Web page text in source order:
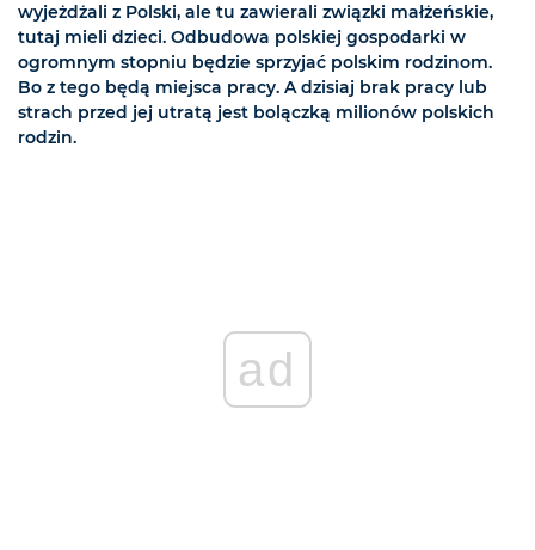
wyjeżdżali z Polski, ale tu zawierali związki małżeńskie,
tutaj mieli dzieci. Odbudowa polskiej gospodarki w
ogromnym stopniu będzie sprzyjać polskim rodzinom.
Bo z tego będą miejsca pracy. A dzisiaj brak pracy lub
strach przed jej utratą jest bolączką milionów polskich
rodzin.
ad